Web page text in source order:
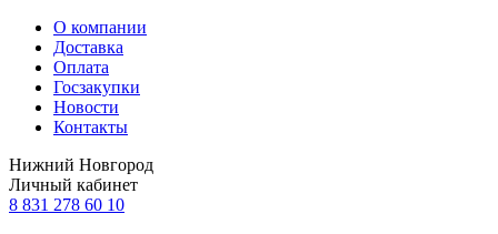
О компании
Доставка
Оплата
Госзакупки
Новости
Контакты
Нижний Новгород
Личный кабинет
8 831 278 60 10